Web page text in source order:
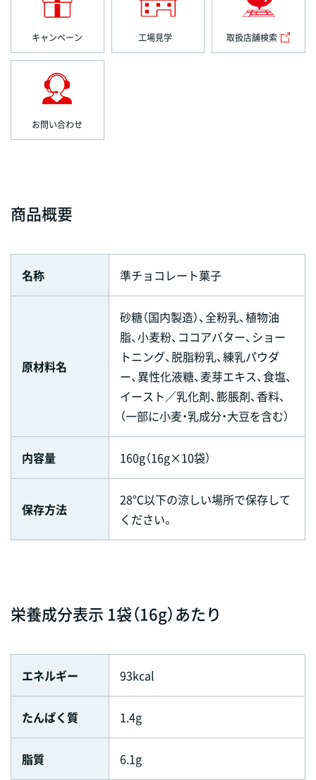
キャンペーン 工場見学 取扱店舗検索
お問い合わせ
商品概要
名称 準チョコレート菓子
原材料名
砂糖（国内製造）、全粉乳、植物油
脂、小麦粉、ココアバター、ショー
トニング、脱脂粉乳、練乳パウダ
ー、異性化液糖、麦芽エキス、食塩、
イースト／乳化剤、膨脹剤、香料、
（一部に小麦・乳成分・大豆を含む）
内容量 160g（16g×10袋）
保存方法
28℃以下の涼しい場所で保存して
ください。
栄養成分表示 1袋（16g）あたり
エネルギー 93kcal
たんぱく質 1.4g
脂質 6.1g